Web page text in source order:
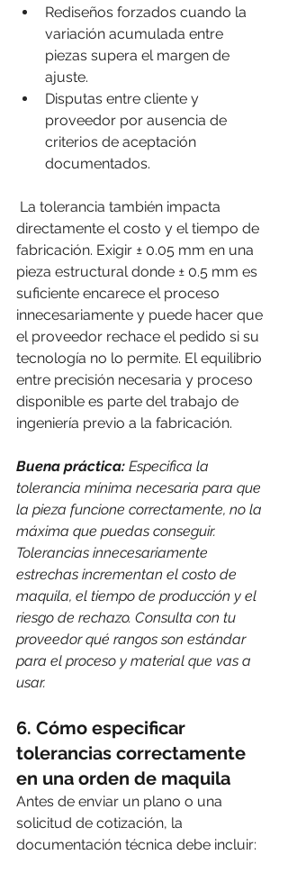
Rediseños forzados cuando la
variación acumulada entre
piezas supera el margen de
ajuste.
Disputas entre cliente y
proveedor por ausencia de
criterios de aceptación
documentados.
La tolerancia también impacta
directamente el costo y el tiempo de
fabricación. Exigir ± 0.05 mm en una
pieza estructural donde ± 0.5 mm es
suficiente encarece el proceso
innecesariamente y puede hacer que
el proveedor rechace el pedido si su
tecnología no lo permite. El equilibrio
entre precisión necesaria y proceso
disponible es parte del trabajo de
ingeniería previo a la fabricación.
Buena práctica: Especifica la
tolerancia mínima necesaria para que
la pieza funcione correctamente, no la
máxima que puedas conseguir.
Tolerancias innecesariamente
estrechas incrementan el costo de
maquila, el tiempo de producción y el
riesgo de rechazo. Consulta con tu
proveedor qué rangos son estándar
para el proceso y material que vas a
usar.
6. Cómo especificar
tolerancias correctamente
en una orden de maquila
Antes de enviar un plano o una
solicitud de cotización, la
documentación técnica debe incluir: